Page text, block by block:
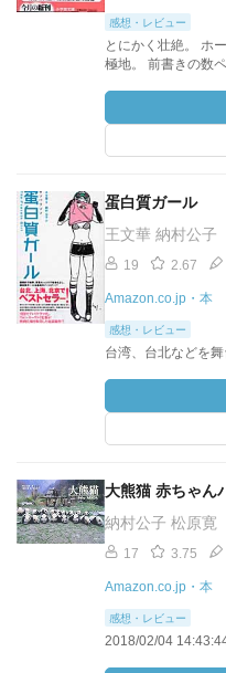
感想・レビュー
とにかく壮絶。 ホ
極地。 前書きの数
蛋白質ガール
王文華 納村公子
19 2.67
Amazon.co.jp・本
感想・レビュー
台湾、台北などを舞
大熊猫 赤ちゃん
納村公子 松原寛
17 3.75
Amazon.co.jp・本
感想・レビュー
2018/02/04